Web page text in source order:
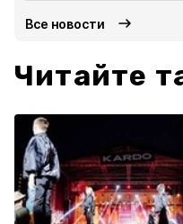
Все новости
Читайте